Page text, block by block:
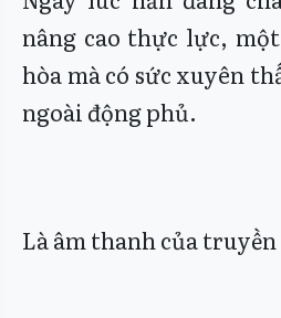
nâng cao thực lực,
hòa mà có sức xuyên
ngoài động phủ.
Là âm thanh của